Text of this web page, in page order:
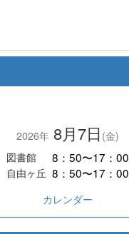
2026年 8月7日 (金)
図書館
8：50〜17：00
自由ヶ丘 8：50〜17：00
カレンダー